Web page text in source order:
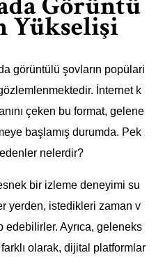
Yükselişi
görüntülü şovların popülari
İnternet k
çeken bu format, gelene
başlamış durumda. Pek
nelerdir?
bir izleme deneyimi su
yerden, istedikleri zaman v
edebilirler. Ayrıca, geleneks
olarak, dijital platformlar